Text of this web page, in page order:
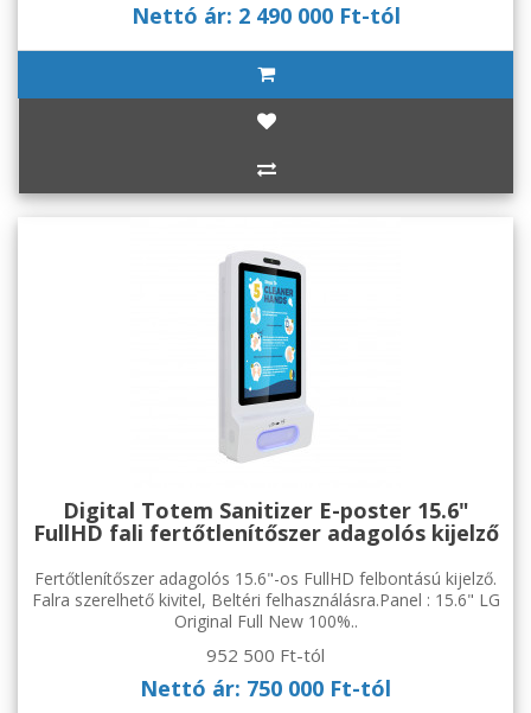
Nettó ár: 2 490 000 Ft-tól
Digital Totem Sanitizer E-poster 15.6"
FullHD fali fertőtlenítőszer adagolós kijelző
Fertőtlenítőszer adagolós 15.6"-os FullHD felbontású kijelző.
Falra szerelhető kivitel, Beltéri felhasználásra.Panel : 15.6" LG
Original Full New 100%..
952 500 Ft-tól
Nettó ár: 750 000 Ft-tól